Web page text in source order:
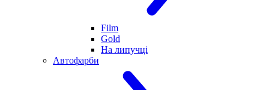
Film
Gold
На липучці
Автофарби